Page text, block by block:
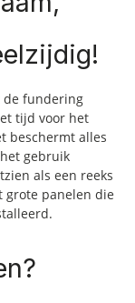
de fundering
tijd voor het
beschermt alles
gebruik
als een reeks
grote panelen die